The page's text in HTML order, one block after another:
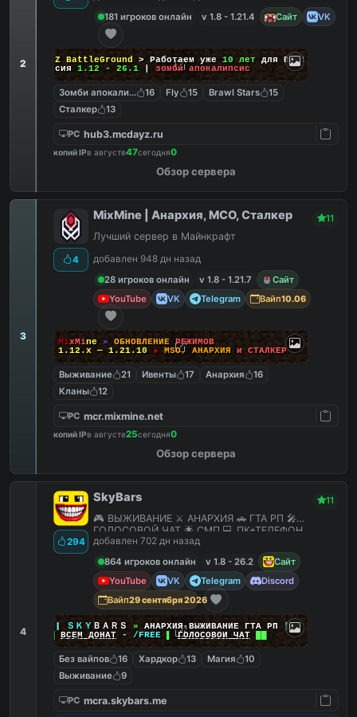
2
181 игроков онлайн
v 1.8 - 1.21.4 Сайт VK
DayZ BattleGround > Работаем уже 10 лет для Вас!
Версия 1.12 - 26.1 | зомби апокалипсис
Зомби апокалипсис16 Fly 15 Brawl Stars
15
Сталкер
13
PC hub3.mcdayz.ru
копий IPв августе47сегодня0
Обзор сервера
3
4
MixMine | Анархия, МСО, Сталкер 11
Лучший сервер в Майнкрафт
добавлен 948 дн назад
28 игроков онлайн
v 1.8 - 1.21.7
Сайт
YouTube
VK Telegram Вайп10.06
MixMine » ОБНОВЛЕНИЕ РЕЖИМОВ
1.12.x — 1.21.10
● MSO, АНАРХИЯ и СТАЛКЕР
Выживание 21 Ивенты 17 Анархия
16
Кланы
12
PC mcr.mixmine.net
копий IPв августе25сегодня0
Обзор сервера
4
294
SkyBars 11
🎮 ВЫЖИВАНИЕ ⚔️ АНАРХИЯ 🚗 ГТА РП 🎤
ГОЛОСОВОЙ ЧАТ 🌟 СМП 💻 ПК+ТЕЛЕФОН
добавлен 702 дн назад
864 игроков онлайн
v 1.8 - 26.2
Сайт
YouTube
VK Telegram
Discord
Вайп29 сентября 2026
ＳＫＹ ＢＡＲＳ » АНАРХИЯ ВЫЖИВАНИЕ ГТА РП |||
ВСЕМ ДОНАТ- /FREE ▌ГОЛОСОВОЙ ЧАТ
Без вайпов 16 Хардкор 13 Магия
10
Выживание
9
PC mcra.skybars.me